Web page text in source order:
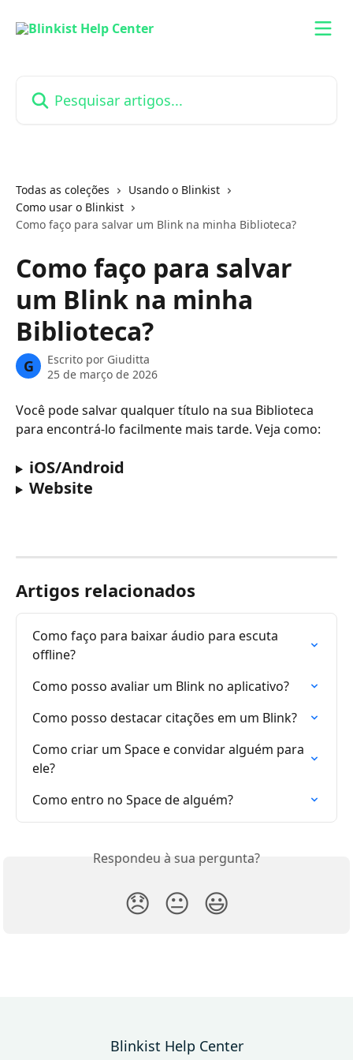
Todas as coleções
Usando o Blinkist
Como usar o Blinkist
Como faço para salvar um Blink na minha Biblioteca?
Como faço para salvar
um Blink na minha
Biblioteca?
G Escrito por Giuditta
25 de março de 2026
Você pode salvar qualquer título na sua Biblioteca
para encontrá‑lo facilmente mais tarde. Veja como:
iOS/Android
Website
Artigos relacionados
Como faço para baixar áudio para escuta
offline?
Como posso avaliar um Blink no aplicativo?
Como posso destacar citações em um Blink?
Como criar um Space e convidar alguém para
ele?
Como entro no Space de alguém?
Respondeu à sua pergunta?
😞 😐 😃
Blinkist Help Center